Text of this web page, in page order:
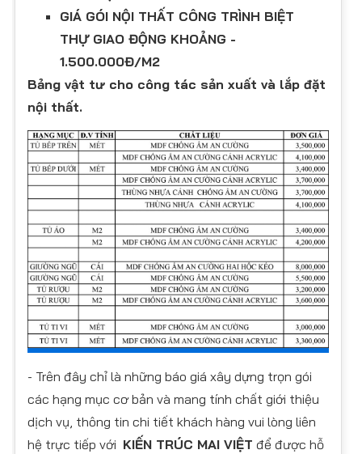
GIÁ GÓI NỘI THẤT CÔNG TRÌNH BIỆT
THỰ GIAO ĐỘNG KHOẢNG -
1.500.000Đ/M2
Bảng vật tư cho công tác sản xuất và lắp đặt
nội thất.
- Trên đây chỉ là những báo giá xây dựng trọn gói
các hạng mục cơ bản và mang tính chất giới thiệu
dịch vụ, thông tin chi tiết khách hàng vui lòng liên
hệ trực tiếp với KIẾN TRÚC MAI VIỆT để được hỗ